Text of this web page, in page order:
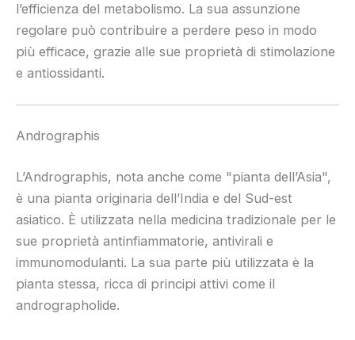
l’efficienza del metabolismo. La sua assunzione
regolare può contribuire a perdere peso in modo
più efficace, grazie alle sue proprietà di stimolazione
e antiossidanti.
Andrographis
L’Andrographis, nota anche come "pianta dell’Asia",
è una pianta originaria dell’India e del Sud-est
asiatico. È utilizzata nella medicina tradizionale per le
sue proprietà antinfiammatorie, antivirali e
immunomodulanti. La sua parte più utilizzata è la
pianta stessa, ricca di principi attivi come il
andrographolide.